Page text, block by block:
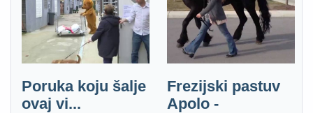
Poruka koju šalje
ovaj vi...
Frezijski pastuv
Apolo -